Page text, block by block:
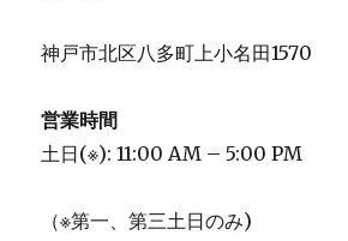
神戸市北区八多町上小名田1570
営業時間
土日(※): 11:00 AM – 5:00 PM
（※第一、第三土日のみ)